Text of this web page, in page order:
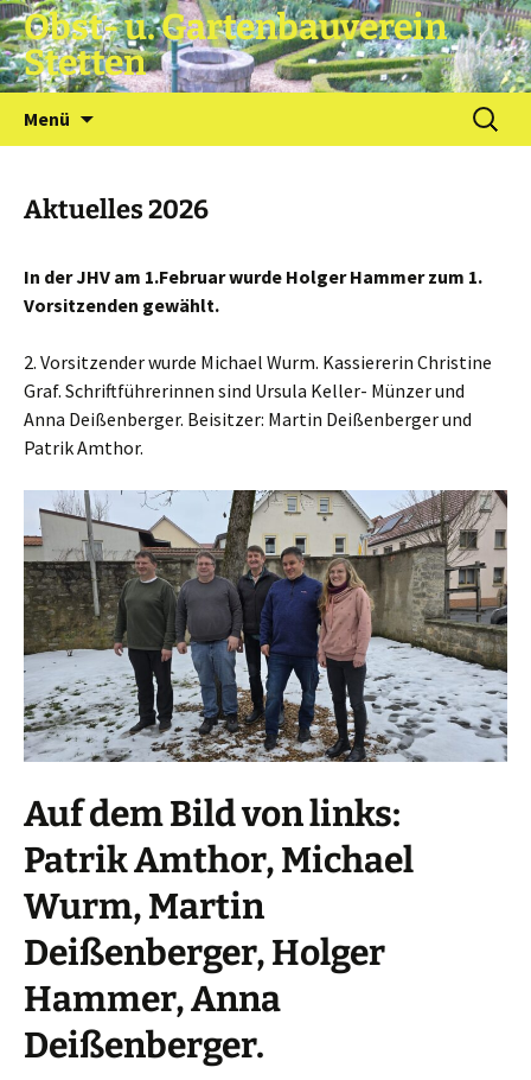
Obst- u. Gartenbauverein
Stetten
Menü
Suchen
nach:
Aktuelles 2026
In der JHV am 1.Februar wurde Holger Hammer zum 1.
Vorsitzenden gewählt.
2. Vorsitzender wurde Michael Wurm. Kassiererin Christine
Graf. Schriftführerinnen sind Ursula Keller- Münzer und
Anna Deißenberger. Beisitzer: Martin Deißenberger und
Patrik Amthor.
Auf dem Bild von links:
Patrik Amthor, Michael
Wurm, Martin
Deißenberger, Holger
Hammer, Anna
Deißenberger.